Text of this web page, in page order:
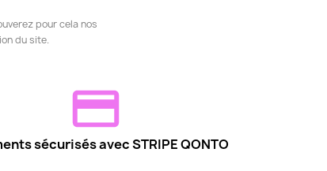
pour cela nos
du site.
sécurisés avec STRIPE QONTO